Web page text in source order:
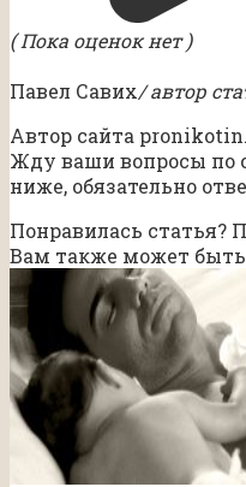
( Пока оценок нет )
Павел Савих/ автор
Автор сайта
Жду ваши вопросы по
ниже, обязательно
Понравилась статья?
Вам также может быть